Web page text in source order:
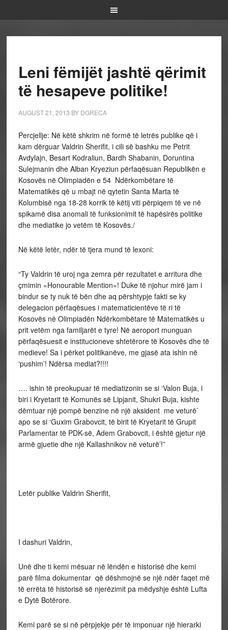
Leni fëmijët jashtë qërimit
të hesapeve politike!
AUGUST 21, 2013 BY DGRECA
Percjellje: Në këtë shkrim në formë të letrës publike që i
kam dërguar Valdrin Sherifit, i cili së bashku me Petrit
Avdylajn, Besart Kodraliun, Bardh Shabanin, Doruntina
Sulejmanin dhe Alban Kryeziun përfaqësuan Republikën e
Kosovës në Olimpiadën e 54 Ndërkombëtare të
Matematikës që u mbajt në qytetin Santa Marta të
Kolumbisë nga 18-28 korrik të këtij viti përpiqem të ve në
spikamë disa anomali të funksionimit të hapësirës politike
dhe mediatike jo vetëm të Kosovës./
Në këtë letër, ndër të tjera mund të lexoni:
“Ty Valdrin të uroj nga zemra për rezultatet e arritura dhe
çmimin «Honourable Mention»! Duke të njohur mirë jam i
bindur se ty nuk të bën dhe aq përshtypje fakti se ky
delegacion përfaqësues i matematicientëve të ri të
Kosovës në Olimpiadën Ndërkombëtare të Matematikës u
prit vetëm nga familjarët e tyre! Në aeroport munguan
përfaqësuesit e institucioneve shtetërore të Kosovës dhe të
medieve! Sa i përket politikanëve, me gjasë ata ishin në
‘pushim’! Ndërsa mediat?!!!!
…. ishin të preokupuar të mediatizonin se si ‘Valon Buja, i
biri i Kryetarit të Komunës së Lipjanit, Shukri Buja, kishte
dëmtuar një pompë benzine në një aksident me veturë’
apo se si ‘Guxim Grabovcit, të birit të Kryetarit të Grupit
Parlamentar të PDK-së, Adem Grabovcit, i është gjetur një
armë gjuetie dhe një Kallashnikov në veturë’!”
Letër publike Valdrin Sherifit,
I dashuri Valdrin,
Unë dhe ti kemi mësuar në lëndën e historisë dhe kemi
parë filma dokumentar që dëshmojnë se një ndër faqet më
të errëta të historisë së njerëzimit pa mëdyshje është Lufta
e Dytë Botërore.
Kemi parë se si në përpjekje për të imponuar një hierarki